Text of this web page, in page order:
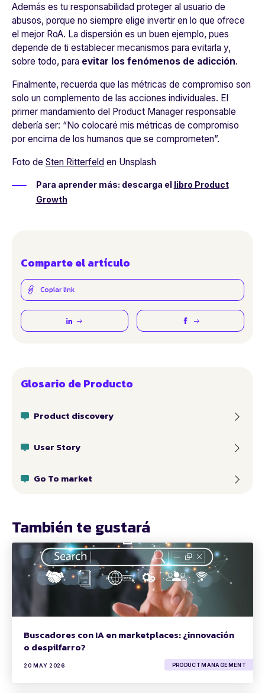
Además es tu responsabilidad proteger al usuario de
abusos, porque no siempre elige invertir en lo que ofrece
el mejor RoA. La dispersión es un buen ejemplo, pues
depende de ti establecer mecanismos para evitarla y,
sobre todo, para evitar los fenómenos de adicción.
Finalmente, recuerda que las métricas de compromiso son
solo un complemento de las acciones individuales. El
primer mandamiento del Product Manager responsable
debería ser: “No colocaré mis métricas de compromiso
por encima de los humanos que se comprometen”.
Foto de Sten Ritterfeld en Unsplash
Para aprender más: descarga el libro Product
Growth
Comparte el artículo
Copiar link
Glosario de Producto
Product discovery
User Story
Go To market
También te gustará
Buscadores con IA en marketplaces: ¿innovación
o despilfarro?
20 MAY 2026 PRODUCT MANAGEMENT